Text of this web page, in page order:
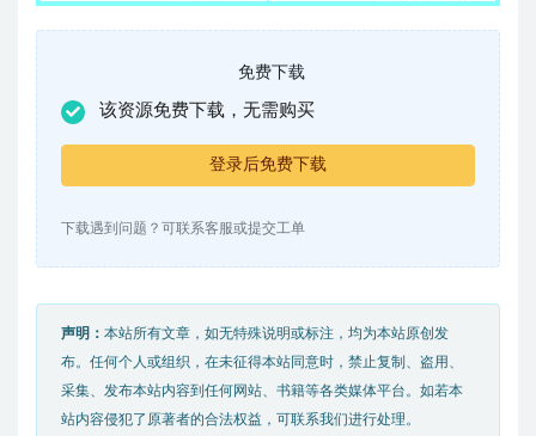
免费下载
该资源免费下载，无需购买
登录后免费下载
下载遇到问题？可联系客服或提交工单
声明： 本站所有文章，如无特殊说明或标注，均为本站原创发
布。任何个人或组织，在未征得本站同意时，禁止复制、盗用、
采集、发布本站内容到任何网站、书籍等各类媒体平台。如若本
站内容侵犯了原著者的合法权益，可联系我们进行处理。